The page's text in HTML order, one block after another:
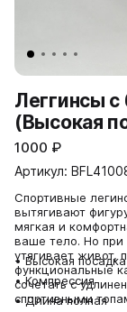
Леггинсы
(Высокая
1000 ₽
Артикул:
Спортивные
вытягивают фигуру
мягкая и
ваше тело. Но при
утягивает живот,
функциональные
сочетать с
спортивными
• Высокая посадка
• Компрессия
• Длина полная